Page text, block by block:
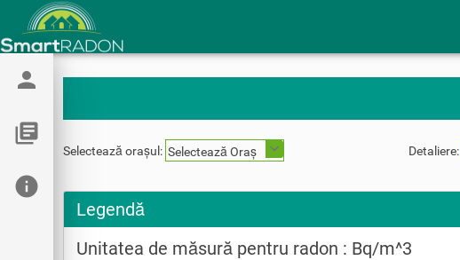
person
library_books
info
Selectează orașul: Selectează Oraș Detaliere:
Legendă
Unitatea de măsură pentru radon : Bq/m^3